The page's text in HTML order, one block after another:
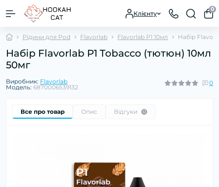
Клієнту
0
Рідини для Pod Flavorlab Flavorlab P1 10мл Набір
Набір Flavorlab P1 Tobacco (тютюн) 10мл
50мг
Виробник: Flavorlab
Модель: 6870006539132
0
Все про товар Опис Відгуки 0